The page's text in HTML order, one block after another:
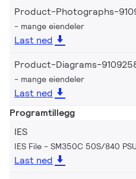
Product-Photographs-
mange eiendeler
Last ned
Product-Diagrams-
mange eiendeler
Last ned
Programtillegg
IES
IES File - SM350C 50S/840
Last ned